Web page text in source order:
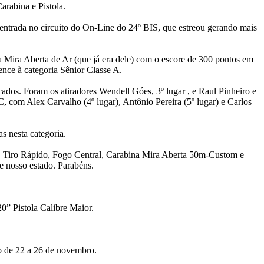
e Pistola.
no circuito do On-Line do 24º BIS, que estreou gerando mais
Aberta de Ar (que já era dele) com o escore de 300 pontos em
à categoria Sênior Classe A.
Foram os atiradores Wendell Góes, 3º lugar , e Raul Pinheiro e
com Alex Carvalho (4º lugar), Antônio Pereira (5º lugar) e Carlos
nesta categoria.
Rápido, Fogo Central, Carabina Mira Aberta 50m-Custom e
estado. Parabéns.
Pistola Calibre Maior.
de 22 a 26 de novembro.